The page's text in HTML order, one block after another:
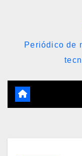
Periódico de